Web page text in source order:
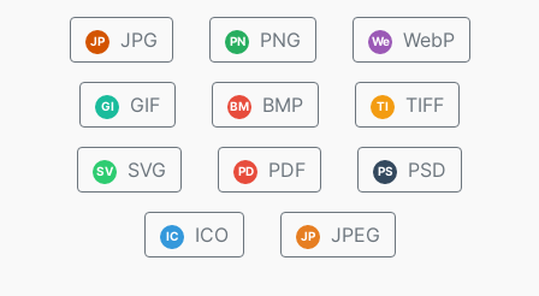
JP JPG PN PNG We WebP
GI GIF BM BMP TI TIFF
SV SVG PD PDF PS PSD
IC ICO JP JPEG